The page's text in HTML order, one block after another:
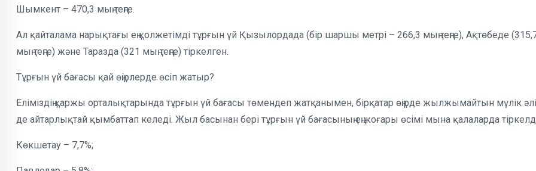
Шымкент – 470,3 мың теңге.
Ал қайталама нарықтағы ең қолжетімді тұрғын үй Қызылордада (бір шаршы метрі – 266,3 мың теңге), Ақтөбеде
мың теңге) және Таразда (321 мың теңге) тіркелген.
Тұрғын үй бағасы қай өңірлерде өсіп жатыр?
Еліміздің қаржы орталықтарында тұрғын үй бағасы төмендеп жатқанымен, бірқатар өңірде жылжымайтын мүлік әлі
де айтарлықтай қымбаттап келеді. Жыл басынан бері тұрғын үй бағасының ең жоғары өсімі мына қалаларда
Көкшетау – 7,7%;